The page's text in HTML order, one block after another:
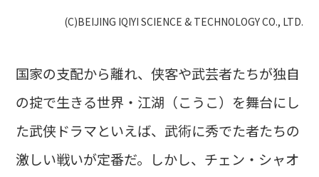
(C)BEIJING IQIYI SCIENCE & TECHNOLOGY CO., LTD.
国家の支配から離れ、侠客や武芸者たちが独自
の掟で生きる世界・江湖（こうこ）を舞台にし
た武侠ドラマといえば、武術に秀でた者たちの
激しい戦いが定番だ。しかし、チェン・シャオ